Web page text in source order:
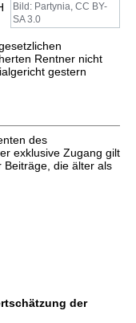
Bild: Partynia, CC BY-
SA 3.0
Rentner nicht
gestern
des
exklusive Zugang gilt
Beiträge, die älter als
der